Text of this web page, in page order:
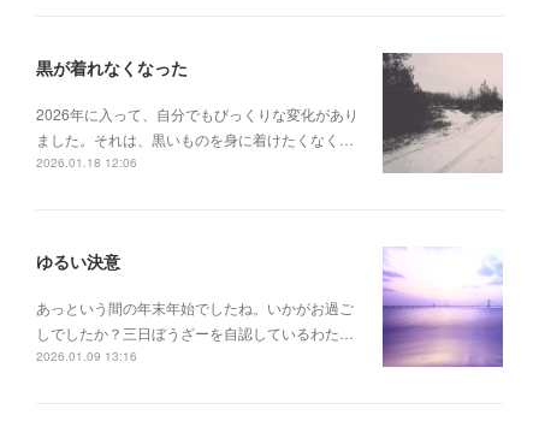
黒が着れなくなった
2026年に入って、自分でもびっくりな変化があり
ました。それは、黒いものを身に着けたくなく…
2026.01.18 12:06
ゆるい決意
あっという間の年末年始でしたね。いかがお過ご
しでしたか？三日ぼうざーを自認しているわた…
2026.01.09 13:16